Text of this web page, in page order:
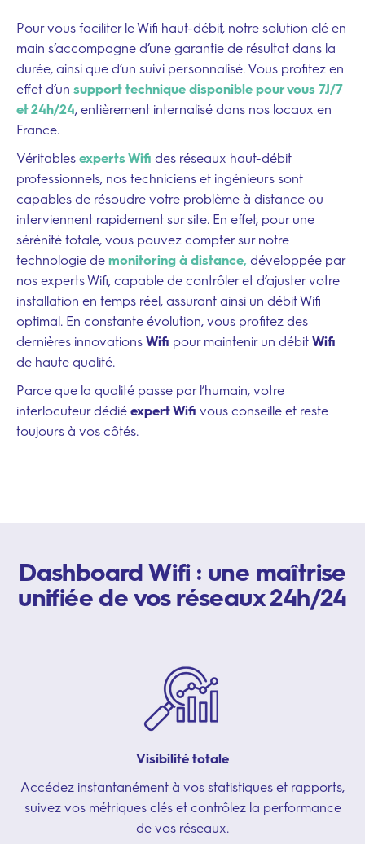
Suivez-nous sur
Pour vous faciliter le Wifi haut-débit, notre solution clé en
main s’accompagne d’une garantie de résultat dans la
durée, ainsi que d’un suivi personnalisé. Vous profitez en
effet d’un support technique disponible pour vous 7J/7
et 24h/24, entièrement internalisé dans nos locaux en
France.
Véritables experts Wifi des réseaux haut-débit
professionnels, nos techniciens et ingénieurs sont
capables de résoudre votre problème à distance ou
interviennent rapidement sur site. En effet, pour une
sérénité totale, vous pouvez compter sur notre
technologie de monitoring à distance, développée par
nos experts Wifi, capable de contrôler et d’ajuster votre
installation en temps réel, assurant ainsi un débit Wifi
optimal. En constante évolution, vous profitez des
dernières innovations Wifi pour maintenir un débit Wifi
de haute qualité.
Parce que la qualité passe par l’humain, votre
interlocuteur dédié expert Wifi vous conseille et reste
toujours à vos côtés.
Dashboard Wifi : une maîtrise
unifiée de vos réseaux 24h/24
Visibilité totale
Accédez instantanément à vos statistiques et rapports,
suivez vos métriques clés et contrôlez la performance
de vos réseaux.